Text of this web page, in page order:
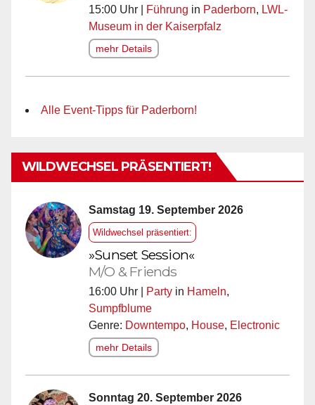
15:00 Uhr | Führung in Paderborn, LWL-
Museum in der Kaiserpfalz
mehr Details
Alle Event-Tipps für Paderborn!
WILDWECHSEL PRÄSENTIERT!
Samstag 19. September 2026
Wildwechsel präsentiert:
»Sunset Session«
M/O & Friends
16:00 Uhr | Party in Hameln,
Sumpfblume
Genre: Downtempo, House, Electronic
mehr Details
Sonntag 20. September 2026